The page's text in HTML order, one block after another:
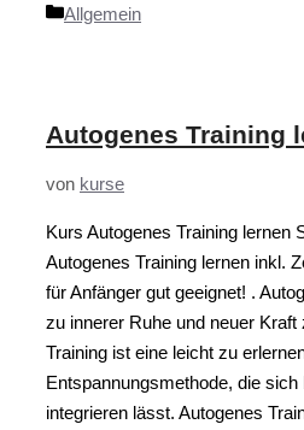
Kategorien
Allgemein
Autogenes Training
von kurse
Kurs Autogenes Training lernen
Autogenes Training lernen inkl.
für Anfänger gut geeignet! .
zu innerer Ruhe und neuer
Training ist eine leicht zu
Entspannungsmethode, die sich
integrieren lässt. Autogenes